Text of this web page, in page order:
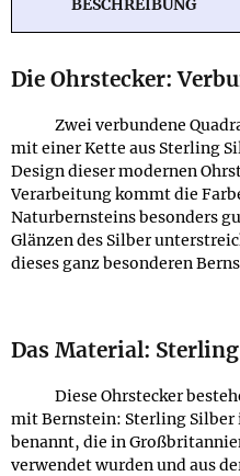
BESCHREIBUNG
Die Ohrstecker:
Zwei verbundene
mit einer Kette aus Sterling
Design dieser modernen
Verarbeitung kommt die
Naturbernsteins besonders
Glänzen des Silber
dieses ganz besonderen
Das Material:
Diese Ohrstecker
mit Bernstein: Sterling Silber
benannt, die in
verwendet wurden und aus